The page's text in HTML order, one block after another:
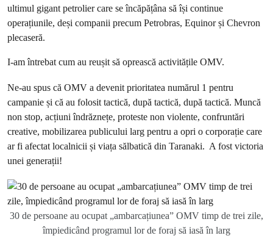
ultimul gigant petrolier care se încăpățâna să își continue
operațiunile, deși companii precum Petrobras, Equinor și Chevron
plecaseră.
I-am întrebat cum au reușit să oprească activitățile OMV.
Ne-au spus că OMV a devenit prioritatea numărul 1 pentru
campanie și că au folosit tactică, după tactică, după tactică. Muncă
non stop, acțiuni îndrăznețe, proteste non violente, confruntări
creative, mobilizarea publicului larg pentru a opri o corporație care
ar fi afectat localnicii și viața sălbatică din Taranaki. A fost victoria
unei generații!
30 de persoane au ocupat „ambarcațiunea” OMV timp de trei zile,
împiedicând programul lor de foraj să iasă în larg